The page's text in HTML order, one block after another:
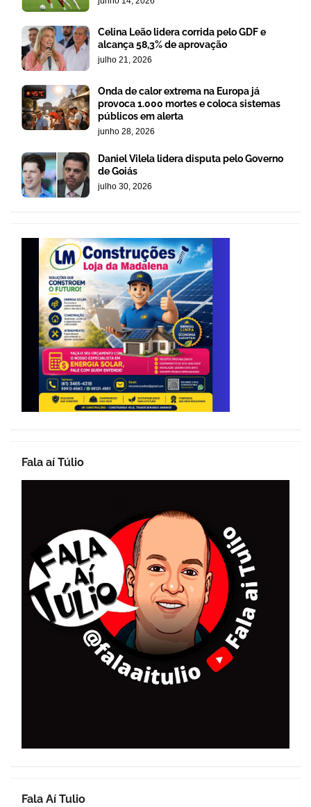
Celina Leão lidera corrida pelo GDF e
alcança 58,3% de aprovação
julho 21, 2026
Onda de calor extrema na Europa já
provoca 1.000 mortes e coloca sistemas
públicos em alerta
junho 28, 2026
Daniel Vilela lidera disputa pelo Governo
de Goiás
julho 30, 2026
Fala aí Túlio
Fala Aí Tulio